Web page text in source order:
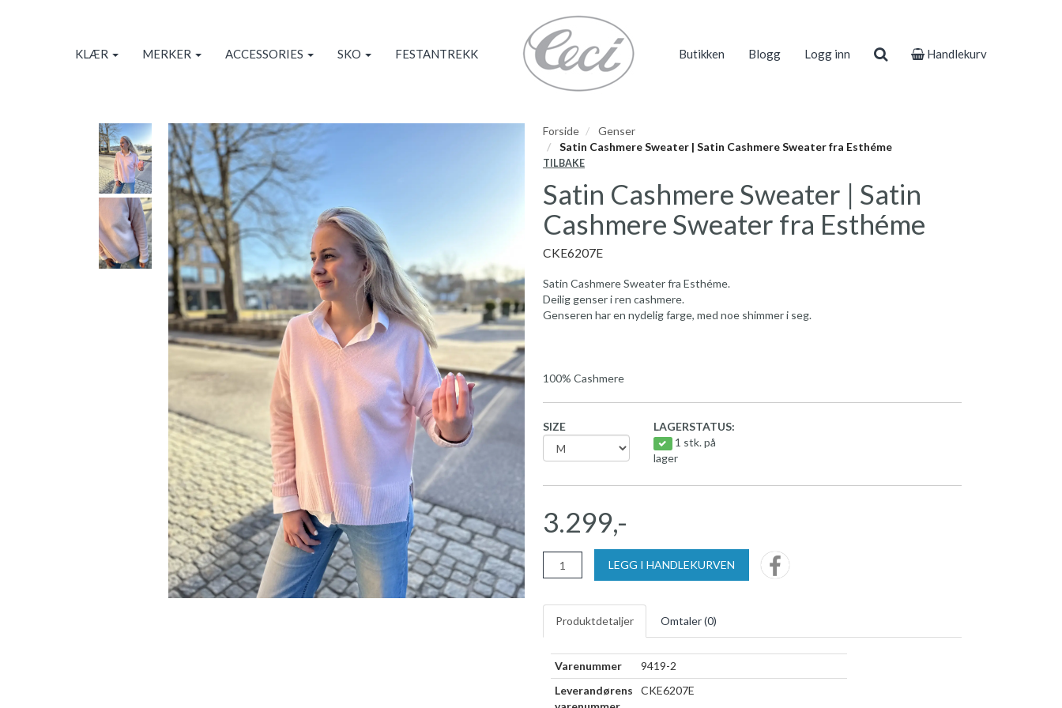
KLÆR MERKER ACCESSORIES SKO FESTANTREKK Butikken Blogg Logg inn Handlekurv
Forside
Genser
Satin Cashmere Sweater | Satin Cashmere Sweater fra Esthéme
TILBAKE
Satin Cashmere Sweater | Satin
Cashmere Sweater fra Esthéme
CKE6207E
Satin Cashmere Sweater fra Esthéme.
Deilig genser i ren cashmere.
Genseren har en nydelig farge, med noe shimmer i seg.
100% Cashmere
SIZE
LAGERSTATUS:
1 stk. på
lager
3.299,-
LEGG I HANDLEKURVEN
Produktdetaljer Omtaler (0)
Varenummer
9419-2
Leverandørens
CKE6207E